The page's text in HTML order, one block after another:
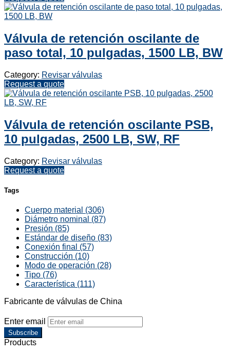
Válvula de retención oscilante de
paso total, 10 pulgadas, 1500 LB, BW
Category: Revisar válvulas
Request a quote
Válvula de retención oscilante PSB,
10 pulgadas, 2500 LB, SW, RF
Category: Revisar válvulas
Request a quote
Tags
Cuerpo material (306)
Diámetro nominal (87)
Presión (85)
Estándar de diseño (83)
Conexión final (57)
Construcción (10)
Modo de operación (28)
Tipo (76)
Característica (111)
Fabricante de válvulas de China
Enter email
Subscribe
Products